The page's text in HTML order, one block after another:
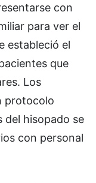
con
para ver el
estableció el
que
Los
protocolo
del hisopado se
con personal